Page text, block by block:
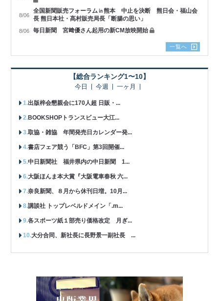
8/06
全国新聞販売フォーラム㏌熊本 中止を決断 熊日会・福山会
長 熊日本社・髙村販売局長「断腸の思い」
8/06 毎日新聞 宮﨑優さん起用の新CM放映開始
一覧へ
【総合ランキング1〜10】
今日 今週 一ヶ月
出版梓会懇親会に170人超 日販・...
BOOKSHOPトランスビュー大江...
取協・雑協 年間発売日カレンダー発...
書店フェア競う「BFC」第3回開催...
中日新聞社 福井県内の中日新聞 1...
大阪ほんま本大賞『大阪電車春秋 六...
奈良新聞、８月から休刊日増。10月...
講談社 トップレベルドメイン「.m...
各スポーツ紙１部売り価格改定 月ぎ...
大分合同、新社長に長野景一副社長 ...